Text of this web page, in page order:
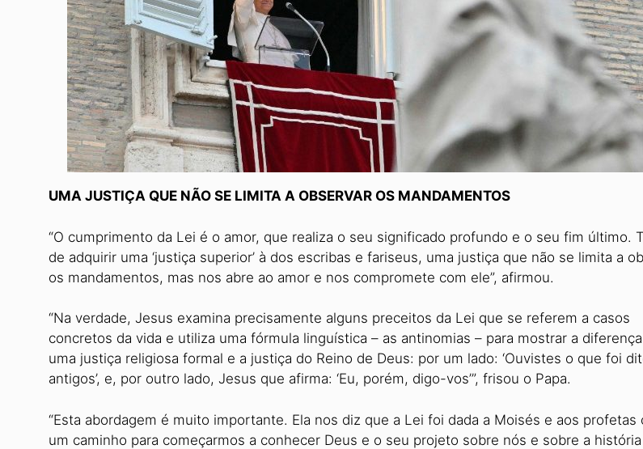
UMA JUSTIÇA QUE NÃO SE LIMITA A OBSERVAR OS MANDAMENTOS
“O cumprimento da Lei é o amor, que realiza o seu significado profundo e o seu fim último.
de adquirir uma ‘justiça superior’ à dos escribas e fariseus, uma justiça que não se limita a
os mandamentos, mas nos abre ao amor e nos compromete com ele”, afirmou.
“Na verdade, Jesus examina precisamente alguns preceitos da Lei que se referem a casos
concretos da vida e utiliza uma fórmula linguística – as antinomias – para mostrar a
uma justiça religiosa formal e a justiça do Reino de Deus: por um lado: ‘Ouvistes o que foi
antigos’, e, por outro lado, Jesus que afirma: ‘Eu, porém, digo-vos’”, frisou o Papa.
“Esta abordagem é muito importante. Ela nos diz que a Lei foi dada a Moisés e aos profetas
um caminho para começarmos a conhecer Deus e o seu projeto sobre nós e sobre a